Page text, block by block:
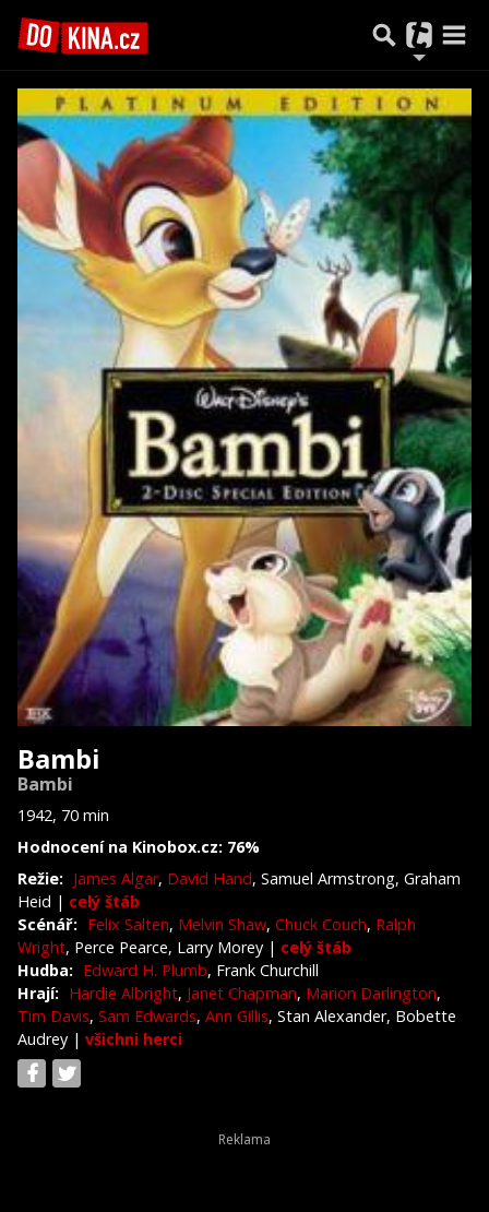
Bambi
Bambi
1942, 70 min
Hodnocení na Kinobox.cz: 76%
Režie: James Algar, David Hand, Samuel Armstrong, Graham
Heid | celý štáb
Scénář: Felix Salten, Melvin Shaw, Chuck Couch, Ralph
Wright, Perce Pearce, Larry Morey | celý štáb
Hudba: Edward H. Plumb, Frank Churchill
Hrají: Hardie Albright, Janet Chapman, Marion Darlington,
Tim Davis, Sam Edwards, Ann Gillis, Stan Alexander, Bobette
Audrey | všichni herci